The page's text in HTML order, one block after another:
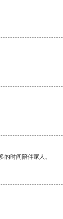
时间陪伴家人。